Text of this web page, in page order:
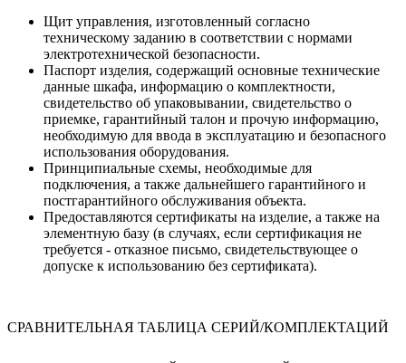
Щит управления, изготовленный согласно
техническому заданию в соответствии с нормами
электротехнической безопасности.
Паспорт изделия, содержащий основные технические
данные шкафа, информацию о комплектности,
свидетельство об упаковывании, свидетельство о
приемке, гарантийный талон и прочую информацию,
необходимую для ввода в эксплуатацию и безопасного
использования оборудования.
Принципиальные схемы, необходимые для
подключения, а также дальнейшего гарантийного и
постгарантийного обслуживания объекта.
Предоставляются сертификаты на изделие, а также на
элементную базу (в случаях, если сертификация не
требуется - отказное письмо, свидетельствующее о
допуске к использованию без сертификата).
СРАВНИТЕЛЬНАЯ ТАБЛИЦА СЕРИЙ/КОМПЛЕКТАЦИЙ